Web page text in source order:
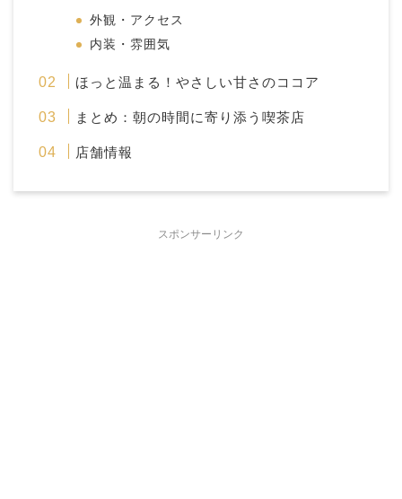
外観・アクセス
内装・雰囲気
ほっと温まる！やさしい甘さのココア
まとめ：朝の時間に寄り添う喫茶店
店舗情報
スポンサーリンク